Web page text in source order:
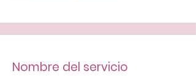
Nombre del servicio